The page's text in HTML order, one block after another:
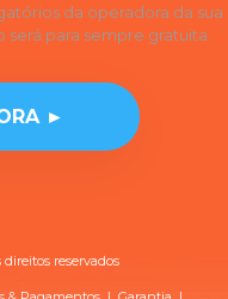
da operadora da sua
para sempre gratuita.
►
direitos reservados